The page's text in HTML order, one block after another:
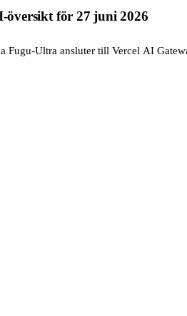
översikt för 27 juni 2026
Ultra ansluter till Vercel AI